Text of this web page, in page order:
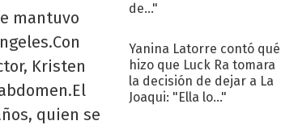
mantuvo
Kristen
quien se
de..."
Yanina Latorre contó qué
hizo que Luck Ra tomara
la decisión de dejar a La
Joaqui: "Ella lo..."